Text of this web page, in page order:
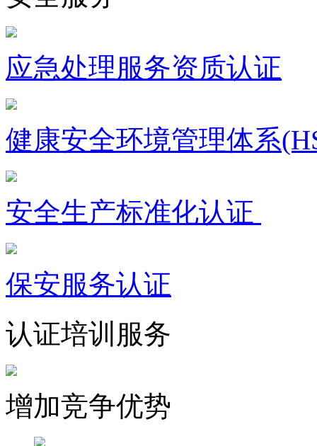
应急处理服务资质认证
健康安全环境管理体系
安全生产标准化认证
保安服务认证
认证培训服务
增加竞争优势